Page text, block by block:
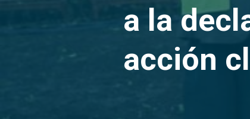
a la
acción